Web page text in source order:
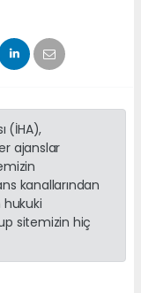
(İHA),
ajanslar
kanallarından
sitemizin hiç